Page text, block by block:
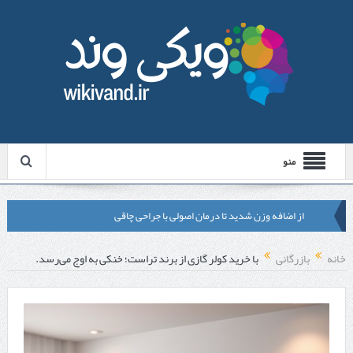
منو
از اضافه وزن شدید تا درمان اصولی با جراحی چاقی
لیزر موهای زائد شاتی یا رولی؟ مقایسه لیزرهای واقعی با شبه‌ لیزر در
مشهد
قبل از تماس با تعمیرکار ماشین ظرفشویی وستینگهاوس این موارد را
بررسی کنید
خانه بازرگانی با خرید کولر گازی از برند تراست؛ خنکی به اوج می‌رسد.